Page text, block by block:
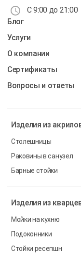
С 9:00 до 21:00
Блог
Услуги
О компании
Cертификаты
Вопросы и ответы
Изделия из
Столешницы
Раковины в санузел
Барные стойки
Изделия из
Мойки на кухню
Подоконники
Стойки ресепшн